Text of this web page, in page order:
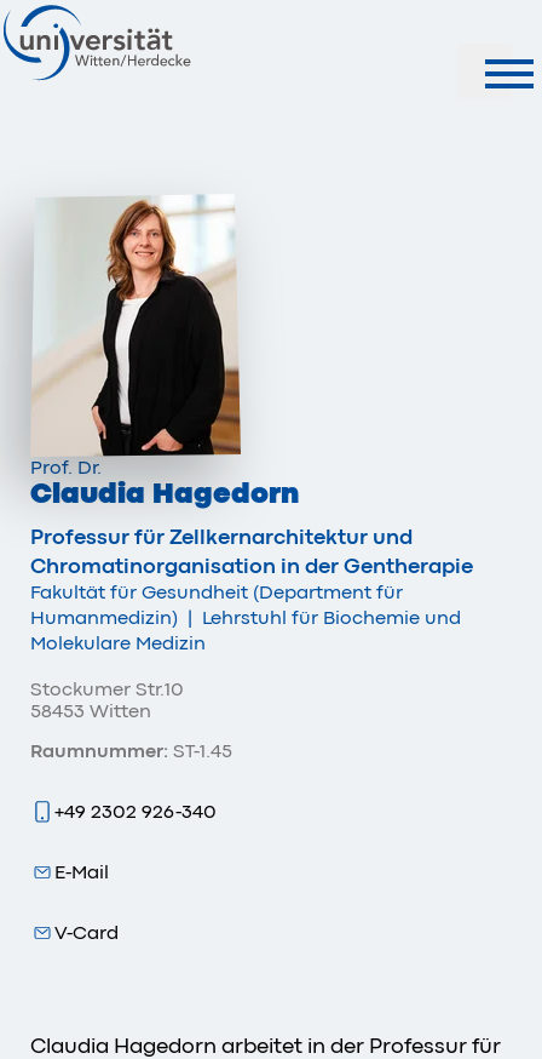
Prof. Dr.
Claudia Hagedorn
Professur für Zellkernarchitektur und
Chromatinorganisation in der Gentherapie
Fakultät für Gesundheit (Department für
Humanmedizin) | Lehrstuhl für Biochemie und
Molekulare Medizin
Stockumer Str.10
58453 Witten
Raumnummer: ST-1.45
+49 2302 926-340
E-Mail
V-Card
Claudia Hagedorn arbeitet in der Professur für